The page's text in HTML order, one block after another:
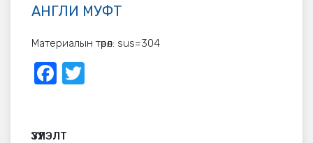
АНГЛИ МУФТ
Материалын төрөл: sus=304
Facebook
ҮЗҮҮЛЭЛТ